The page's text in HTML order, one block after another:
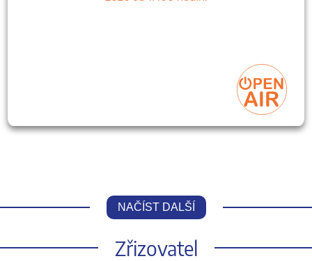
NAČÍST DALŠÍ
Zřizovatel